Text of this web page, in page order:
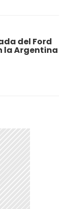
del Ford
la Argentina